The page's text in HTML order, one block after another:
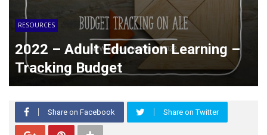
RESOURCES
2022 – Adult Education Learning –
Tracking Budget
Share on Facebook Share on Twitter